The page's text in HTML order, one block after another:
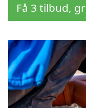
Få 3 tilbud,